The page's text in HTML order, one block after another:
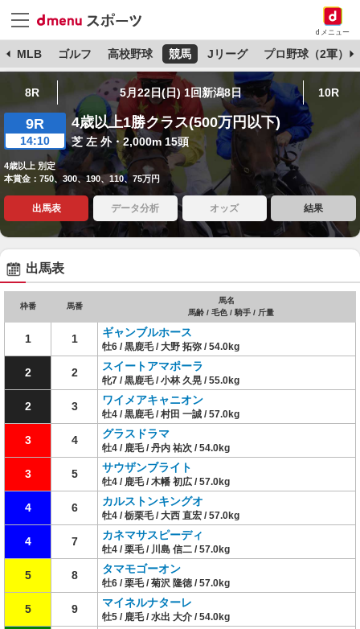
dメニュー
MLB ゴルフ 高校野球 競馬 Jリーグ プロ野球（2軍）
8R 5月22日(日) 1回新潟8日 10R
9R
14:10
4歳以上1勝クラス(500万円以下)
芝 左 外・2,000m 15頭
4歳以上 別定
本賞金：750、300、190、110、75万円
出馬表 データ分析 オッズ 結果
出馬表
枠番 馬番
馬名
馬齢 / 毛色 / 騎手 / 斤量
1 1 ギャンブルホース
牡6 / 黒鹿毛 / 大野 拓弥 / 54.0kg
2 2 スイートアマポーラ
牝7 / 黒鹿毛 / 小林 久晃 / 55.0kg
2 3 ワイメアキャニオン
牡4 / 黒鹿毛 / 村田 一誠 / 57.0kg
3 4 グラスドラマ
牡4 / 鹿毛 / 丹内 祐次 / 54.0kg
3 5 サウザンブライト
牡4 / 鹿毛 / 木幡 初広 / 57.0kg
4 6 カルストンキングオ
牡4 / 栃栗毛 / 大西 直宏 / 57.0kg
4 7 カネマサスピーディ
牡4 / 栗毛 / 川島 信二 / 57.0kg
5 8 タマモゴーオン
牡6 / 栗毛 / 菊沢 隆徳 / 57.0kg
5 9 マイネルナターレ
牡5 / 鹿毛 / 水出 大介 / 54.0kg